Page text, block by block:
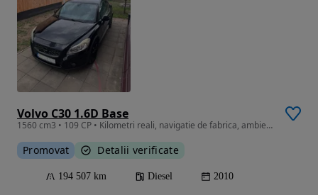
Volvo C30 1.6D Base
1560 cm3 • 109 CP • Kilometri reali, navigatie de fabrica, ambientale
Promovat Detalii verificate
194 507 km Diesel 2010